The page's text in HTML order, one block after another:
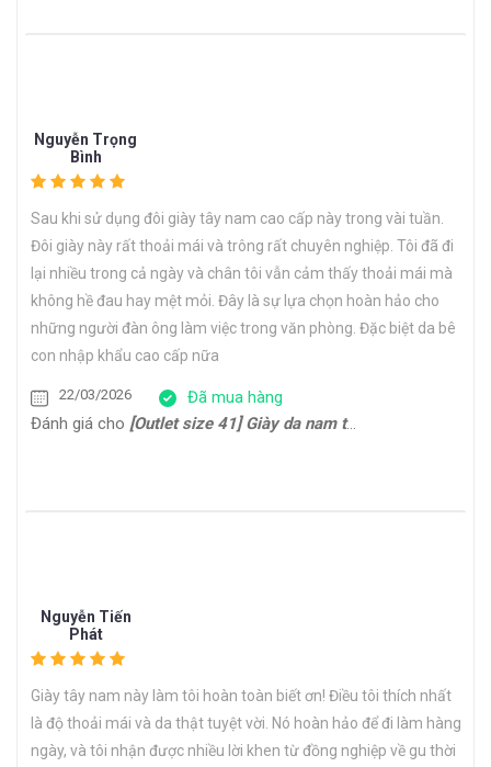
Nguyễn Trọng
Bình
Sau khi sử dụng đôi giày tây nam cao cấp này trong vài tuần.
Đôi giày này rất thoải mái và trông rất chuyên nghiệp. Tôi đã đi
lại nhiều trong cả ngày và chân tôi vẫn cảm thấy thoải mái mà
không hề đau hay mệt mỏi. Đây là sự lựa chọn hoàn hảo cho
những người đàn ông làm việc trong văn phòng. Đặc biệt da bê
con nhập khẩu cao cấp nữa
22/03/2026
Đã mua hàng
Đánh giá cho [Outlet size 41] Giày da nam thể thao đế bằng Sneaker CNES133
Nguyễn Tiến
Phát
Giày tây nam này làm tôi hoàn toàn biết ơn! Điều tôi thích nhất
là độ thoải mái và da thật tuyệt vời. Nó hoàn hảo để đi làm hàng
ngày, và tôi nhận được nhiều lời khen từ đồng nghiệp về gu thời